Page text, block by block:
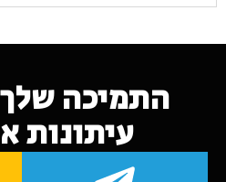
התמיכה
עיתונות